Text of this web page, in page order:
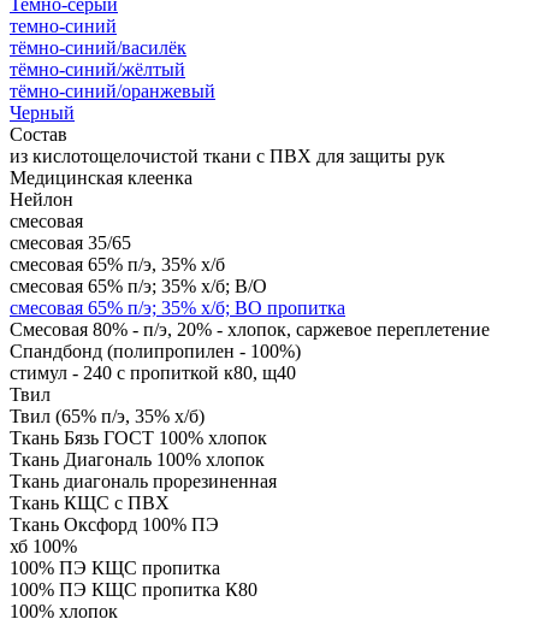
темно-синий
тёмно-синий/василёк
тёмно-синий/жёлтый
тёмно-синий/оранжевый
Черный
Состав
из кислотощелочистой ткани с ПВХ для защиты рук
Медицинская клеенка
Нейлон
смесовая
смесовая 35/65
смесовая 65% п/э, 35% х/б
смесовая 65% п/э; 35% х/б; В/О
смесовая 65% п/э; 35% х/б; ВО пропитка
Смесовая 80% - п/э, 20% - хлопок, саржевое переплетение
Спандбонд (полипропилен - 100%)
стимул - 240 с пропиткой к80, щ40
Твил
Твил (65% п/э, 35% х/б)
Ткань Бязь ГОСТ 100% хлопок
Ткань Диагональ 100% хлопок
Ткань диагональ прорезиненная
Ткань КЩС с ПВХ
Ткань Оксфорд 100% ПЭ
хб 100%
100% ПЭ КЩС пропитка
100% ПЭ КЩС пропитка К80
100% хлопок